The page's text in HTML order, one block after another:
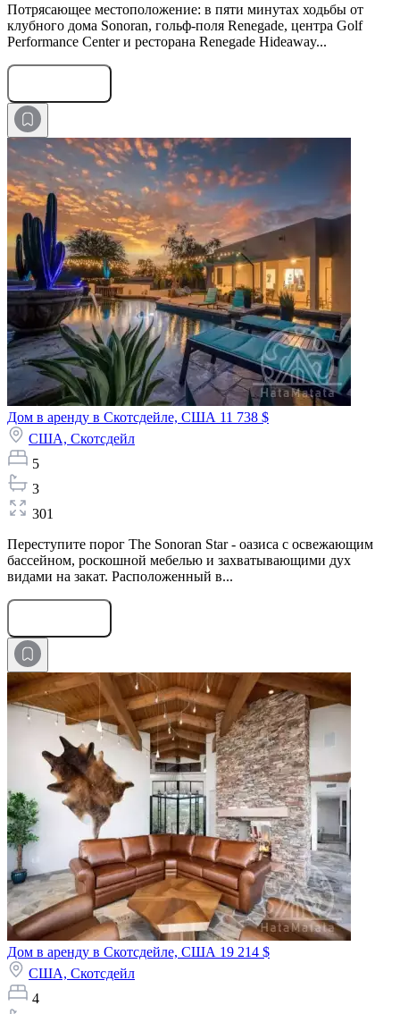
Потрясающее местоположение: в пяти минутах ходьбы от
клубного дома Sonoran, гольф-поля Renegade, центра Golf
Performance Center и ресторана Renegade Hideaway...
Дом в аренду в Скотсдейле, США 11 738 $
США, Скотсдейл
5
3
301
Переступите порог The Sonoran Star - оазиса с освежающим
бассейном, роскошной мебелью и захватывающими дух
видами на закат. Расположенный в...
Дом в аренду в Скотсдейле, США 19 214 $
США, Скотсдейл
4